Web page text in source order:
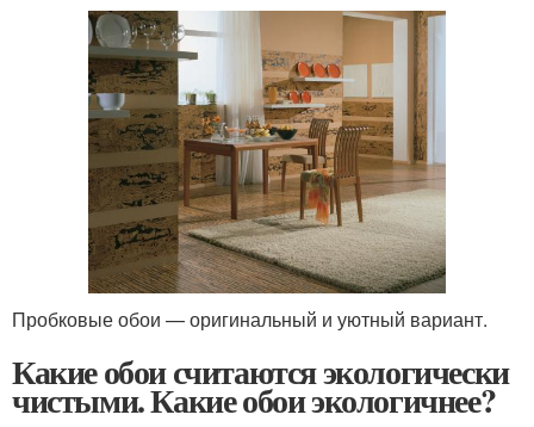
Пробковые обои — оригинальный и уютный вариант.
Какие обои считаются экологически
чистыми. Какие обои экологичнее?